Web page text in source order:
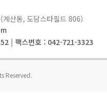
산동, 도담스타필드 806)
| 팩스번호 : 042-721-3323
Reserved.